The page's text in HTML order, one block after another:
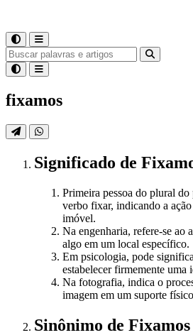
fixamos
Significado de
Primeira pessoa do plural
verbo fixar, indicando a
imóvel.
Na engenharia, refere-se ao
algo em um local específico.
Em psicologia, pode
estabelecer firmemente uma
Na fotografia, indica o
imagem em um suporte
Sinônimo de Fixamos